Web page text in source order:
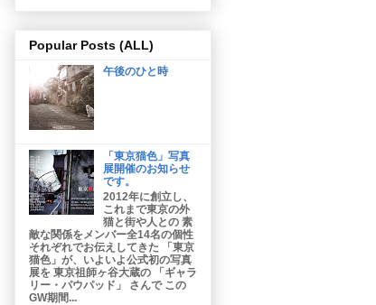
Popular Posts (ALL)
午後のひと時
「東京猫色」写真
展開催のお知らせ
です。
2012年に創立し、
これまで東京の外
猫と街や人との 素
敵な関係をメンバー全14名の個性
それぞれでお伝えしてきた 「東京
猫色」が、いよいよ公式初の写真
展を 東京祖師ヶ谷大蔵の 「ギャラ
リー・パウパッド」 さんで この
GW期間...